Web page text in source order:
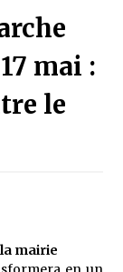
mai :
le
mairie